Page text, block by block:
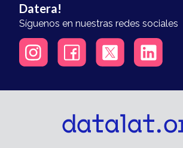
Datera!
Síguenos en nuestras redes sociales